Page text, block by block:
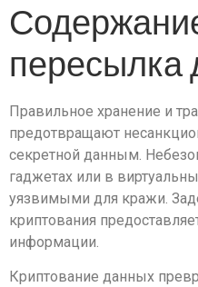
пересылка
Правильное хранение и
предотвращают
секретной данным.
гаджетах или в
уязвимыми для кражи.
криптования
информации.
Криптование данных